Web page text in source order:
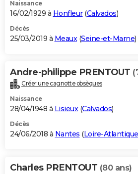
Naissance
16/02/1929 à Honfleur(Calvados)
Décès
25/03/2019 à Meaux(Seine-et-Marne)
Andre-philippe PRENTOUT
Créer une cagnotte obsèques
Naissance
28/04/1948 à Lisieux(Calvados)
Décès
24/06/2018 à Nantes (Loire-Atlantique
Charles PRENTOUT (80 ans)